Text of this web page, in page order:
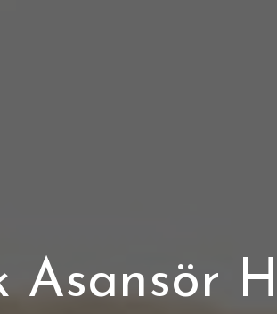
Asansör